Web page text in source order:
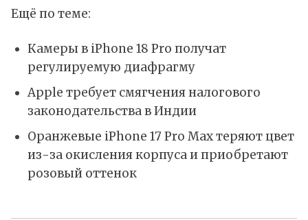
Ещё по теме:
Камеры в iPhone 18 Pro получат
регулируемую диафрагму
Apple требует смягчения налогового
законодательства в Индии
Оранжевые iPhone 17 Pro Max теряют цвет
из-за окисления корпуса и приобретают
розовый оттенок